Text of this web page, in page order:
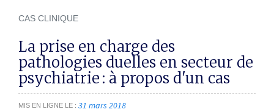
CAS CLINIQUE
La prise en charge des
pathologies duelles en secteur de
psychiatrie : à propos d'un cas
MIS EN LIGNE LE 31 mars 2018